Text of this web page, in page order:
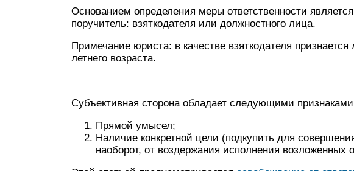
Основанием определения меры ответственности
поручитель: взяткодателя или должностного лица.
Примечание юриста: в качестве взяткодателя признается
летнего возраста.
Субъективная сторона обладает следующими
Прямой умысел;
Наличие конкретной цели (подкупить для
наоборот, от воздержания исполнения возложенных